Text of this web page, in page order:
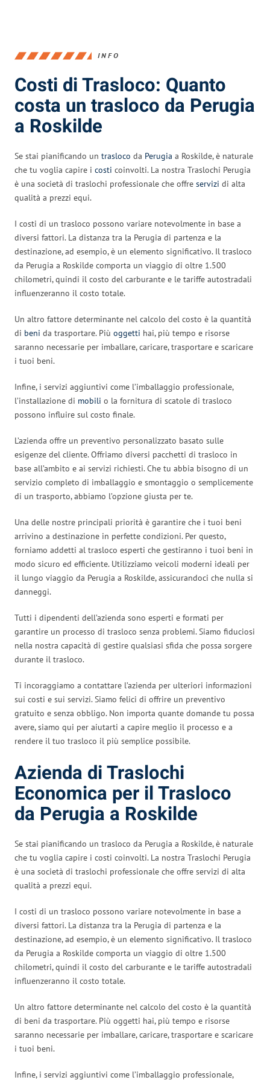
INFO
Costi di Trasloco: Quanto
costa un trasloco da Perugia
a Roskilde
Se stai pianificando un trasloco da Perugia a Roskilde, è naturale
che tu voglia capire i costi coinvolti. La nostra Traslochi Perugia
è una società di traslochi professionale che offre servizi di alta
qualità a prezzi equi.
I costi di un trasloco possono variare notevolmente in base a
diversi fattori. La distanza tra la Perugia di partenza e la
destinazione, ad esempio, è un elemento significativo. Il trasloco
da Perugia a Roskilde comporta un viaggio di oltre 1.500
chilometri, quindi il costo del carburante e le tariffe autostradali
influenzeranno il costo totale.
Un altro fattore determinante nel calcolo del costo è la quantità
di beni da trasportare. Più oggetti hai, più tempo e risorse
saranno necessarie per imballare, caricare, trasportare e scaricare
i tuoi beni.
Infine, i servizi aggiuntivi come l’imballaggio professionale,
l’installazione di mobili o la fornitura di scatole di trasloco
possono influire sul costo finale.
L’azienda offre un preventivo personalizzato basato sulle
esigenze del cliente. Offriamo diversi pacchetti di trasloco in
base all’ambito e ai servizi richiesti. Che tu abbia bisogno di un
servizio completo di imballaggio e smontaggio o semplicemente
di un trasporto, abbiamo l’opzione giusta per te.
Una delle nostre principali priorità è garantire che i tuoi beni
arrivino a destinazione in perfette condizioni. Per questo,
forniamo addetti al trasloco esperti che gestiranno i tuoi beni in
modo sicuro ed efficiente. Utilizziamo veicoli moderni ideali per
il lungo viaggio da Perugia a Roskilde, assicurandoci che nulla si
danneggi.
Tutti i dipendenti dell’azienda sono esperti e formati per
garantire un processo di trasloco senza problemi. Siamo fiduciosi
nella nostra capacità di gestire qualsiasi sfida che possa sorgere
durante il trasloco.
Ti incoraggiamo a contattare l’azienda per ulteriori informazioni
sui costi e sui servizi. Siamo felici di offrire un preventivo
gratuito e senza obbligo. Non importa quante domande tu possa
avere, siamo qui per aiutarti a capire meglio il processo e a
rendere il tuo trasloco il più semplice possibile.
Azienda di Traslochi
Economica per il Trasloco
da Perugia a Roskilde
Se stai pianificando un trasloco da Perugia a Roskilde, è naturale
che tu voglia capire i costi coinvolti. La nostra Traslochi Perugia
è una società di traslochi professionale che offre servizi di alta
qualità a prezzi equi.
I costi di un trasloco possono variare notevolmente in base a
diversi fattori. La distanza tra la Perugia di partenza e la
destinazione, ad esempio, è un elemento significativo. Il trasloco
da Perugia a Roskilde comporta un viaggio di oltre 1.500
chilometri, quindi il costo del carburante e le tariffe autostradali
influenzeranno il costo totale.
Un altro fattore determinante nel calcolo del costo è la quantità
di beni da trasportare. Più oggetti hai, più tempo e risorse
saranno necessarie per imballare, caricare, trasportare e scaricare
i tuoi beni.
Infine, i servizi aggiuntivi come l’imballaggio professionale,